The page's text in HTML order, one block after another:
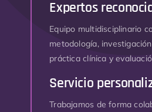
Expertos
Equipo multidisciplinario
metodología,
práctica clínica y
Servicio
Trabajamos de forma